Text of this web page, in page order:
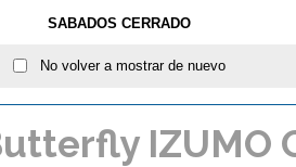
IZUMO
SABADOS CERRADO
No volver a mostrar de nuevo